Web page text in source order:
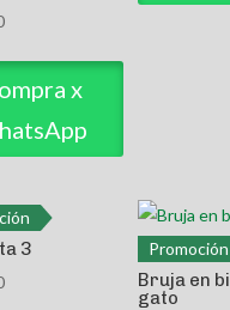
x
3 Promoción
Bruja en
gato